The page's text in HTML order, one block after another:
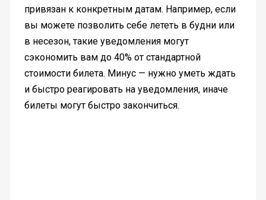
привязан к конкретным датам. Например, если
вы можете позволить себе лететь в будни или
в несезон, такие уведомления могут
сэкономить вам до 40% от стандартной
стоимости билета. Минус — нужно уметь ждать
и быстро реагировать на уведомления, иначе
билеты могут быстро закончиться.